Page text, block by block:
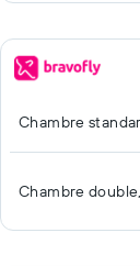
Chambre
Chambre